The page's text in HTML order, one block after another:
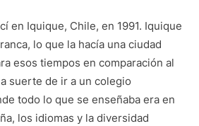
en Iquique, Chile, en 1991. Iquique
lo que la hacía una ciudad
esos tiempos en comparación al
suerte de ir a un colegio
todo lo que se enseñaba era en
los idiomas y la diversidad